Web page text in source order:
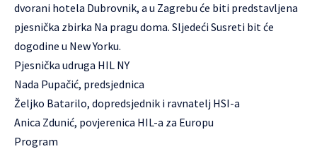
dvorani hotela Dubrovnik, a u Zagrebu će biti predstavljena
pjesnička zbirka Na pragu doma. Sljedeći Susreti bit će
dogodine u New Yorku.
Pjesnička udruga HIL NY
Nada Pupačić, predsjednica
Željko Batarilo, dopredsjednik i ravnatelj HSI-a
Anica Zdunić, povjerenica HIL-a za Europu
Program